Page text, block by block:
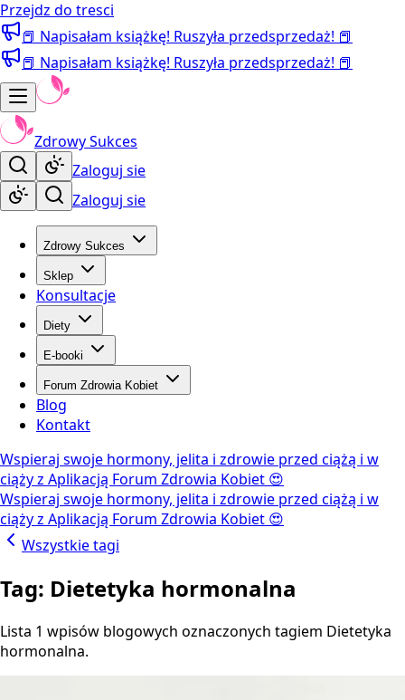
Przejdz do tresci
📕 Napisałam książkę! Ruszyła przedsprzedaż! 📕
📕 Napisałam książkę! Ruszyła przedsprzedaż! 📕
Zdrowy Sukces
Zaloguj sie
Zaloguj sie
Zdrowy Sukces
Sklep
Konsultacje
Diety
E-booki
Forum Zdrowia Kobiet
Blog
Kontakt
Wspieraj swoje hormony, jelita i zdrowie przed ciążą i w
ciąży z Aplikacją Forum Zdrowia Kobiet 😍
Wspieraj swoje hormony, jelita i zdrowie przed ciążą i w
ciąży z Aplikacją Forum Zdrowia Kobiet 😍
Wszystkie tagi
Tag: Dietetyka hormonalna
Lista 1 wpisów blogowych oznaczonych tagiem Dietetyka
hormonalna.